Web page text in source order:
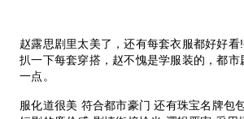
赵露思剧里太美了，还有每套衣服都好好
扒一下每套穿搭，赵不愧是学服装的，都
一点。
服化道很美 符合都市豪门 还有珠宝名牌包